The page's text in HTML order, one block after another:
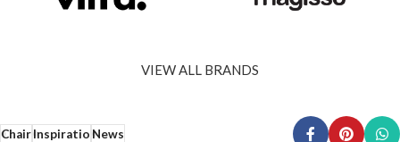
VIEW ALL BRANDS
ChairInspiratioNews